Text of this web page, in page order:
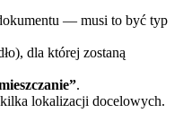
— musi to być typ
dla której zostaną
.
lokalizacji docelowych.